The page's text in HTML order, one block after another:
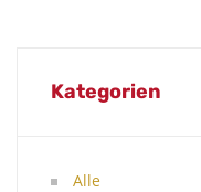
Kategorien
Alle